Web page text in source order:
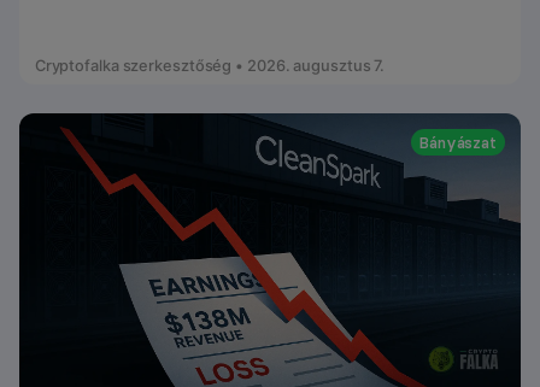
Cryptofalka szerkesztőség • 2026. augusztus 7.
Bányászat